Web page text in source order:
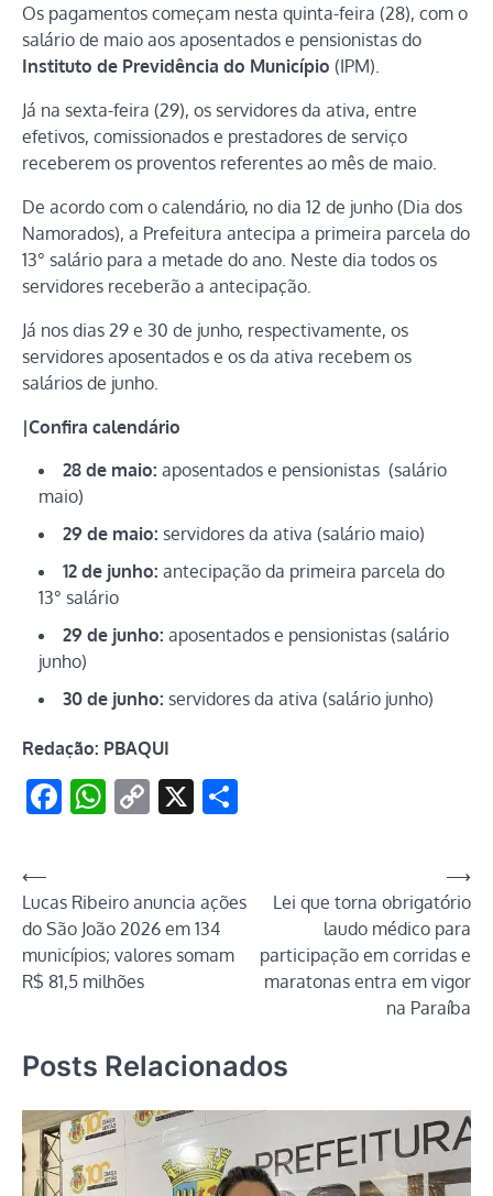
Os pagamentos começam nesta quinta-feira (28), com o
salário de maio aos aposentados e pensionistas do
Instituto de Previdência do Município (IPM).
Já na sexta-feira (29), os servidores da ativa, entre
efetivos, comissionados e prestadores de serviço
receberem os proventos referentes ao mês de maio.
De acordo com o calendário, no dia 12 de junho (Dia dos
Namorados), a Prefeitura antecipa a primeira parcela do
13° salário para a metade do ano. Neste dia todos os
servidores receberão a antecipação.
Já nos dias 29 e 30 de junho, respectivamente, os
servidores aposentados e os da ativa recebem os
salários de junho.
|Confira calendário
28 de maio: aposentados e pensionistas (salário
maio)
29 de maio: servidores da ativa (salário maio)
12 de junho: antecipação da primeira parcela do
13° salário
29 de junho: aposentados e pensionistas (salário
junho)
30 de junho: servidores da ativa (salário junho)
Redação: PBAQUI
Facebook
WhatsApp
Copy
X
Navegação
de
Post
⟵
Lucas Ribeiro anuncia ações
do São João 2026 em 134
municípios; valores somam
R$ 81,5 milhões
Lei que torna obrigatório
laudo médico para
participação em corridas e
maratonas entra em vigor
na Paraíba
⟶
Posts Relacionados